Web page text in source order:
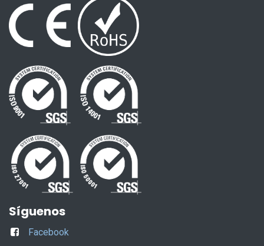
Síguenos
Facebook